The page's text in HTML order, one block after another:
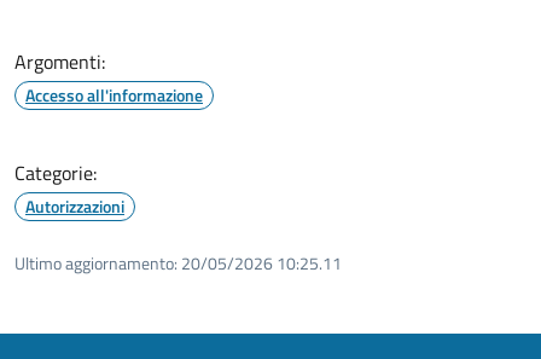
Argomenti:
Accesso all'informazione
Categorie:
Autorizzazioni
Ultimo aggiornamento: 20/05/2026 10:25.11